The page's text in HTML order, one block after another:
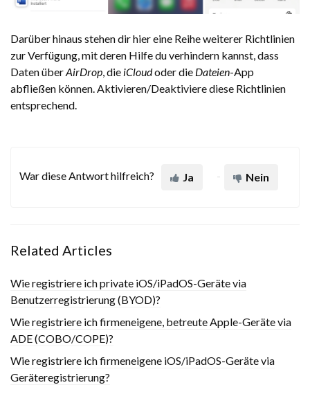
Darüber hinaus stehen dir hier eine Reihe weiterer Richtlinien
zur Verfügung, mit deren Hilfe du verhindern kannst, dass
Daten überAirDrop, die iCloudoder die Dateien-App
abfließen können. Aktivieren/Deaktiviere diese Richtlinien
entsprechend.
War diese Antwort hilfreich? Ja Nein
Related Articles
Wie registriere ich private iOS/iPadOS-Geräte via
Benutzerregistrierung (BYOD)?
Wie registriere ich firmeneigene, betreute Apple-Geräte via
ADE (COBO/COPE)?
Wie registriere ich firmeneigene iOS/iPadOS-Geräte via
Geräteregistrierung?